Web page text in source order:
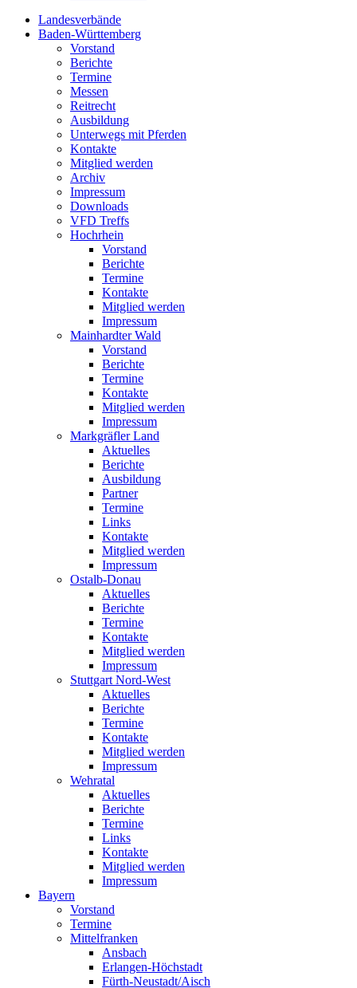
Landesverbände
Baden-Württemberg
Vorstand
Berichte
Termine
Messen
Reitrecht
Ausbildung
Unterwegs mit Pferden
Kontakte
Mitglied werden
Archiv
Impressum
Downloads
VFD Treffs
Hochrhein
Vorstand
Berichte
Termine
Kontakte
Mitglied werden
Impressum
Mainhardter Wald
Vorstand
Berichte
Termine
Kontakte
Mitglied werden
Impressum
Markgräfler Land
Aktuelles
Berichte
Ausbildung
Partner
Termine
Links
Kontakte
Mitglied werden
Impressum
Ostalb-Donau
Aktuelles
Berichte
Termine
Kontakte
Mitglied werden
Impressum
Stuttgart Nord-West
Aktuelles
Berichte
Termine
Kontakte
Mitglied werden
Impressum
Wehratal
Aktuelles
Berichte
Termine
Links
Kontakte
Mitglied werden
Impressum
Bayern
Vorstand
Termine
Mittelfranken
Ansbach
Erlangen-Höchstadt
Fürth-Neustadt/Aisch